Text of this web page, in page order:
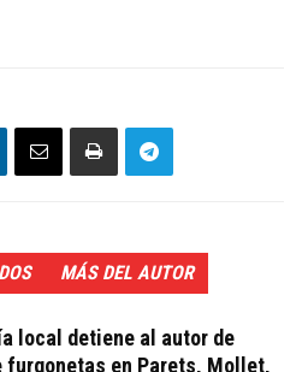
MÁS DEL AUTOR
local detiene al autor de
furgonetas en Parets, Mollet,